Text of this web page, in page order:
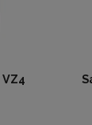
VZ4